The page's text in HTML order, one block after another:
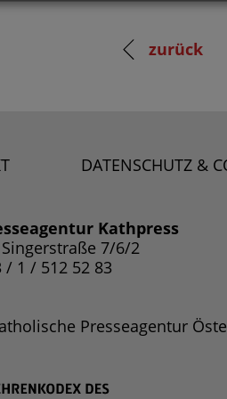
zurück
DATENSCHUTZ &
Kathpress
7/6/2
/ 1 / 512 52 83
Presseagentur